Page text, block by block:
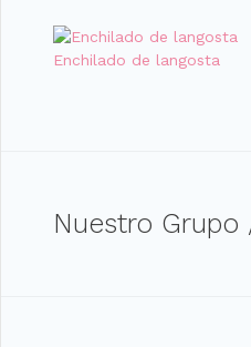
Enchilado de langosta
Nuestro